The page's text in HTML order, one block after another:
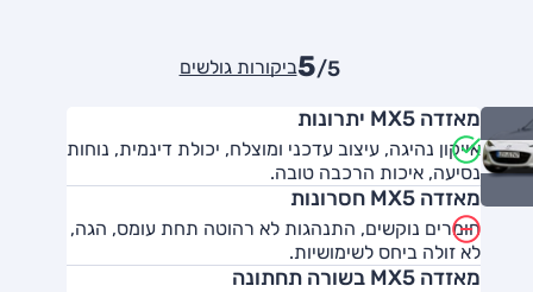
5/5 ביקורות גולשים
מאזדה MX5 יתרונות
אייקון נהיגה, עיצוב עדכני ומוצלח, יכולת דינמית, נוחות
נסיעה, איכות הרכבה טובה.
מאזדה MX5 חסרונות
חומרים נוקשים, התנהגות לא רהוטה תחת עומס, הגה,
לא זולה ביחס לשימושיות.
מאזדה MX5 בשורה תחתונה